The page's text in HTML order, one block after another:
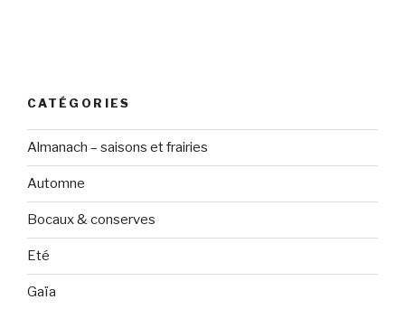
CATÉGORIES
Almanach – saisons et frairies
Automne
Bocaux & conserves
Eté
Gaïa